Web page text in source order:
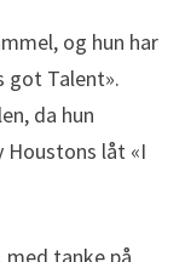
og hun har
got Talent».
da hun
Houstons låt «I